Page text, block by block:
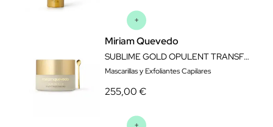
Miriam Quevedo
SUBLIME GOLD OPULENT TRANSFORMING MASK 200 ML
Mascarillas y Exfoliantes Capilares
255,00 €